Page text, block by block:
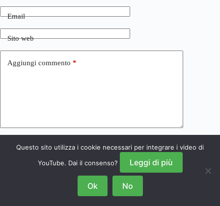
Email
Sito web
Aggiungi commento *
Invia commento
Questo sito utilizza i cookie necessari per integrare i video di
YouTube. Dai il consenso?
Leggi di più
Ok No